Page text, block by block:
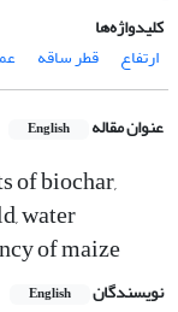
کلیدواژه‌ها
ارتفاع
قطر ساقه
عنوان مقاله English
of biochar,
water
of maize
نویسندگان English